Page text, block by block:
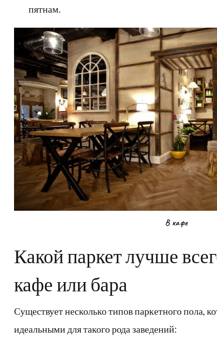
пятнам.
В кафе
Какой паркет лучше
кафе или бара
Существует несколько типов паркетного пола,
идеальными для такого рода заведений: